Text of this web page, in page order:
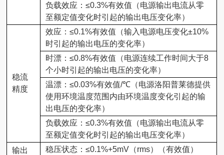
负载效应：≤0.3%有效值（电源输出电流从零
至额定值变化时引起的输出电压变化率）
稳流
精度
效应：≤0.1%有效值（输入电源电压变化±10%
时引起的输出电压的变化率）
时漂：≤0.8%有效值（电源连续工作时间大于8
个小时引起的输出电压的变化率）
温漂：≤0.03%有效值/℃ （电源洛阳普莱德提供
使用环境温度范围内由环境温度变化引起的输
出电压的变化率）
负载效应：≤0.3%有效值（电源输出电流从零
至额定值变化时引起的输出电压变化率）
输出
稳压状态：≤0.1%+5mV （rms）（有效值）